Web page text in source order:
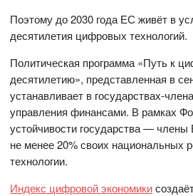
Поэтому до 2030 года ЕС живёт в
десятилетия цифровых технологий.
Политическая программа «Путь к
десятилетию», представленная в
устанавливает в государствах-
управления финансами. В рамках
устойчивости государства —
не менее 20% своих национальных
технологии.
Индекс цифровой экономики